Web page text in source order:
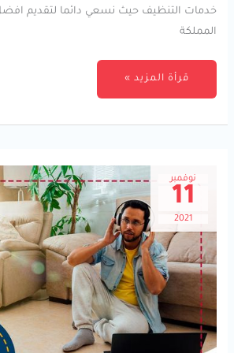
خدمات التنظيف حيث نسعي دائما لتقديم
المملكة
قرأة المزيد »
نوفمبر
11
2021